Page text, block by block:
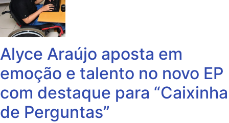
Alyce Araújo aposta em
emoção e talento no novo EP
com destaque para “Caixinha
de Perguntas”